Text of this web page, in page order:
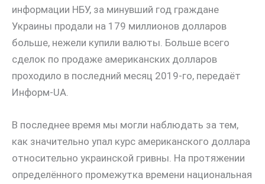
информации НБУ, за минувший год граждане
Украины продали на 179 миллионов долларов
больше, нежели купили валюты. Больше всего
сделок по продаже американских долларов
проходило в последний месяц 2019-го, передаёт
Информ-UA.
В последнее время мы могли наблюдать за тем,
как значительно упал курс американского доллара
относительно украинской гривны. На протяжении
определённого промежутка времени национальная